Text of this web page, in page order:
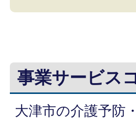
事業サービス
大津市の介護予防